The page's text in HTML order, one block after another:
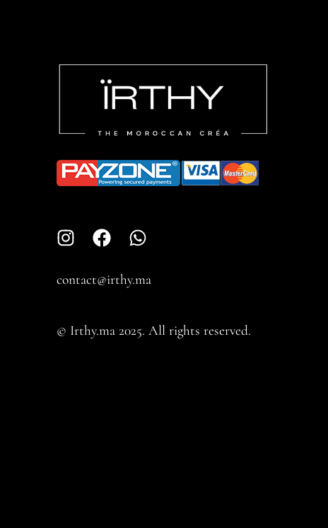
contact@irthy.ma​
© Irthy.ma 2025. All rights reserved.